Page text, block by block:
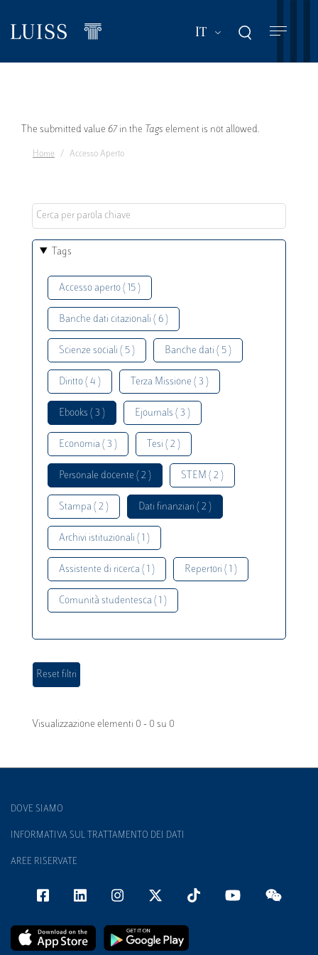
contenuto
IT Mostra ulteriori
Messaggio
di
The submitted value 67 in the Tags element is not allowed.
Home Accesso Aperto
Tags
Accesso aperto ( 15 )
Banche dati citazionali ( 6 )
Scienze sociali ( 5 ) Banche dati ( 5 )
Diritto ( 4 ) Terza Missione ( 3 )
Ebooks ( 3 ) Ejournals ( 3 )
Economia ( 3 ) Tesi ( 2 )
Personale docente ( 2 ) STEM ( 2 )
Stampa ( 2 ) Dati finanziari ( 2 )
Archivi istituzionali ( 1 )
Assistente di ricerca ( 1 ) Repertori ( 1 )
Comunità studentesca ( 1 )
Visualizzazione elementi 0 - 0 su 0
DOVE SIAMO
INFORMATIVA SUL TRATTAMENTO DEI DATI
AREE RISERVATE